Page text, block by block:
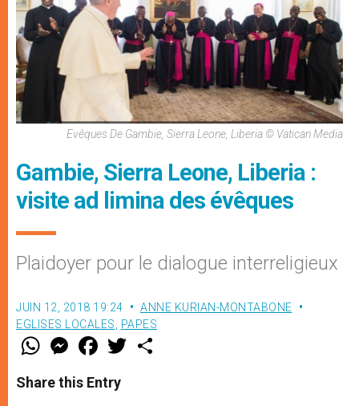
Evêques De Gambie, Sierra Leone, Liberia © Vatican Media
Gambie, Sierra Leone, Liberia :
visite ad limina des évêques
Plaidoyer pour le dialogue interreligieux
JUIN 12, 2018 19:24
ANNE KURIAN-MONTABONE
EGLISES LOCALES
PAPES
W
t
s
M
e
s
e
F
a
e
b
w
Share this Entry